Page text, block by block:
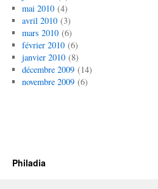
mai 2010(4)
avril 2010(3)
mars 2010(6)
février 2010(6)
janvier 2010(8)
décembre 2009(14)
novembre 2009(6)
Philadia